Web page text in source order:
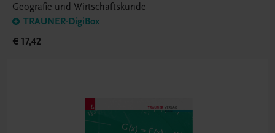
Geografie und Wirtschaftskunde
TRAUNER-DigiBox
€ 17,42